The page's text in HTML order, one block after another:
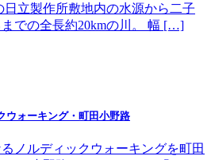
日立製作所敷地内の水源から二子
での全長約20kmの川。 幅 […]
ウォーキング・町田小野路
ノルディックウォーキングを町田